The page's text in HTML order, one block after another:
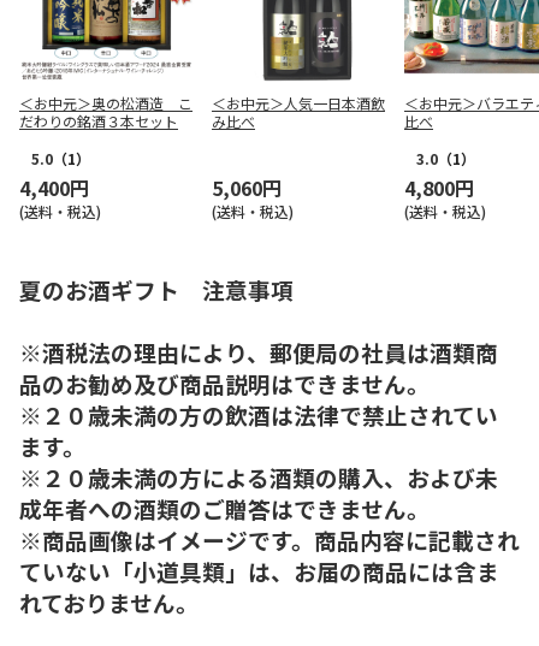
＜お中元＞奥の松酒造 こ
だわりの銘酒３本セット
5.0 （1）
4,400円
(送料・税込)
＜お中元＞人気一日本酒飲
み比べ
5,060円
(送料・税込)
＜お中元＞バラエテ
比べ
3.0 （1）
4,800円
(送料・税込)
夏のお酒ギフト 注意事項
※酒税法の理由により、郵便局の社員は酒類商
品のお勧め及び商品説明はできません。
※２０歳未満の方の飲酒は法律で禁止されてい
ます。
※２０歳未満の方による酒類の購入、および未
成年者への酒類のご贈答はできません。
※商品画像はイメージです。商品内容に記載され
ていない「小道具類」は、お届の商品には含ま
れておりません。